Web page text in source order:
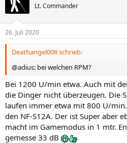
Lt. Commander
26. Juli 2020
Deathangel008 schrieb:
@adius: bei welchen RPM?
Bei 1200 U/min etwa. Auch mit
die Dinger nicht überzeugen. Die
laufen immer etwa mit 800 U/
den NF-S12A. Der ist Super aber
macht im Gamemodus in 1 mtr.
gemesse 33 dB